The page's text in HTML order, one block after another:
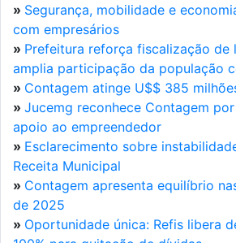
» Segurança, mobilidade e
com empresários
» Prefeitura reforça fiscalização de
amplia participação da população
» Contagem atinge U$$ 385
» Jucemg reconhece Contagem
apoio ao empreendedor
» Esclarecimento sobre
Receita Municipal
» Contagem apresenta equilíbrio
de 2025
» Oportunidade única: Refis libera